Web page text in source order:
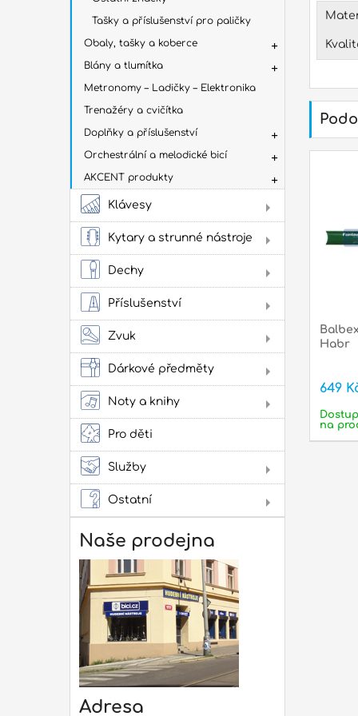
Tašky a příslušenství pro paličky
Obaly, tašky a koberce
Blány a tlumítka
Metronomy – Ladičky – Elektronika
Trenažéry a cvičítka
Doplňky a příslušenství
Orchestrální a melodické bicí
AKCENT produkty
Klávesy
Kytary a strunné nástroje
Dechy
Příslušenství
Zvuk
Dárkové předměty
Noty a knihy
Pro děti
Služby
Ostatní
Naše prodejna
Adresa
Habr
649
na